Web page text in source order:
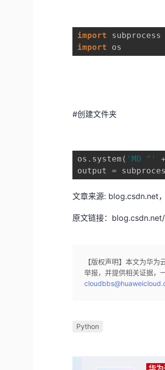
import
import os
#创建文件夹
os.system( 'MD "'
output =
文章来源: blog.csdn.net
原文链接：
【版权声明】本文为华
举报，并提供相关证据，
Python